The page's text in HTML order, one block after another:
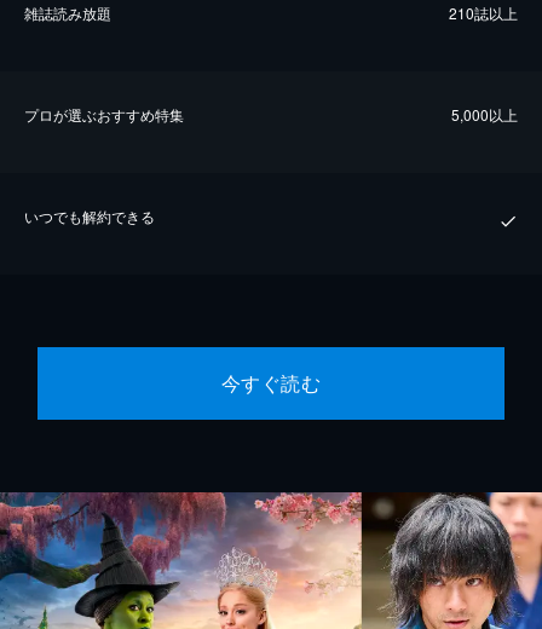
雑誌読み放題 210誌以上
プロが選ぶおすすめ特集 5,000以上
いつでも解約できる
今すぐ読む